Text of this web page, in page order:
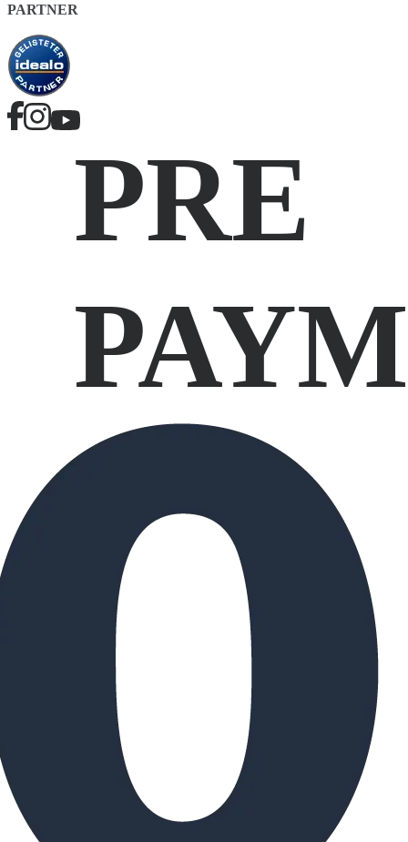
PARTNER